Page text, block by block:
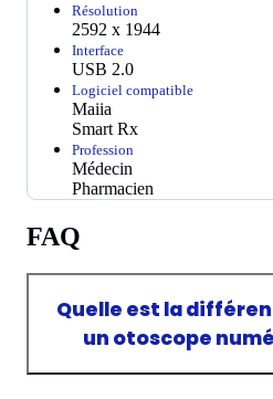
Résolution
2592 x 1944
Interface
USB 2.0
Logiciel compatible
Maiia
Smart Rx
Profession
Médecin
Pharmacien
FAQ
Quelle est la
un otoscope